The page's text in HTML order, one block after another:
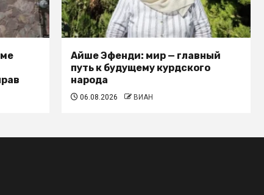
Айше Эфенди: мир — главный
путь к будущему курдского
народа
06.08.2026 ВИАН